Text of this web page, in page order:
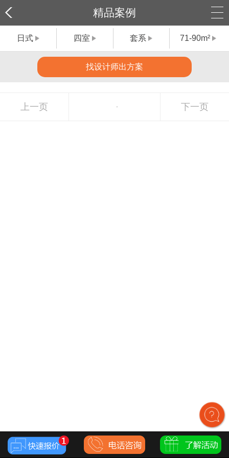
精品案例
日式 四室 套系 71-90m²
找设计师出方案
上一页 下一页